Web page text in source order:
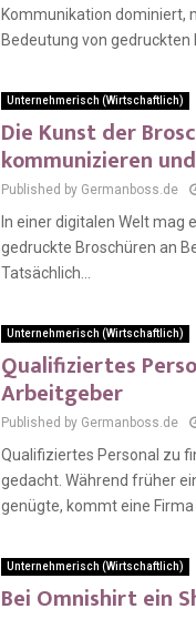
Kommunikation dominiert,
Bedeutung von gedruckten
Unternehmerisch (Wirtschaftlich)
Die Kunst der
kommunizieren
Published by Germanboss.de
In einer digitalen Welt mag
gedruckte Broschüren an
Tatsächlich...
Unternehmerisch (Wirtschaftlich)
Qualifiziertes
Arbeitgeber
Published by Germanboss.de
Qualifiziertes Personal zu
gedacht. Während früher
genügte, kommt eine Firma
Unternehmerisch (Wirtschaftlich)
Bei Omnishirt ein